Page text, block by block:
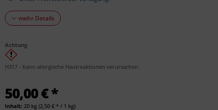
mehr Details
Achtung
H317 - Kann allergische Hautreaktionen verursachen.
50,00 € *
Inhalt: 20 kg (2,50 € * / 1 kg)